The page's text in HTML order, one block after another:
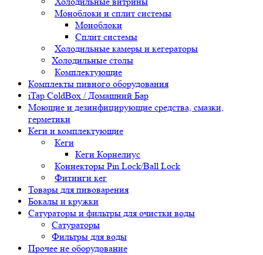
Моноблоки и сплит системы
Моноблоки
Сплит системы
Холодильные камеры и кегераторы
Холодильные столы
Комплектующие
Комплекты пивного оборудования
iTap ColdBox / Домашний Бар
Моющие и дезинфицирующие средства, смазки,
герметики
Кеги и комплектующие
Кеги
Кеги Корнелиус
Коннекторы Pin Lock/Ball Lock
Фитинги кег
Товары для пивоварения
Бокалы и кружки
Сатураторы и фильтры для очистки воды
Сатураторы
Фильтры для воды
Прочее не оборудование